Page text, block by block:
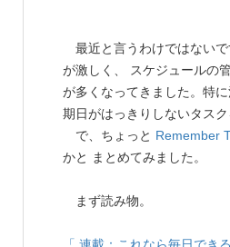
最近と言うわけではない
が激しく、 スケジュールの
が多くなってきました。特に
期日がはっきりしないタスク
で、ちょっと Remember
かと まとめてみました。
まず読み物。